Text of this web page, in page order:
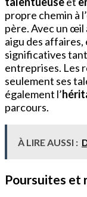
propre chemin à
père. Avec un œil
aigu des affaires,
significatives tant
entreprises. Les
seulement ses
également l’
parcours.
À LIRE AUSSI :
Poursuites et